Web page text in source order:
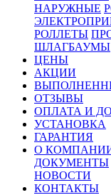
НАРУЖНЫЕ
РОЛЛЕТЫ
ШЛАГБАУМЫ
ЦЕНЫ
АКЦИИ
ОТЗЫВЫ
ОПЛАТА И
УСТАНОВКА
ГАРАНТИЯ
О
ДОКУМЕНТЫ
НОВОСТИ
КОНТАКТЫ